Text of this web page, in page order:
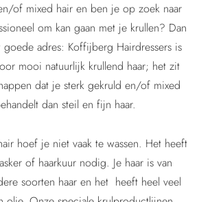
of mixed hair en ben je op zoek naar
om kan gaan met je krullen? Dan
adres: Koffijberg Hairdressers is
mooi natuurlijk krullend haar; het zit
dat je sterk gekruld en/of mixed
dan steil en fijn haar.
hoef je niet vaak te wassen. Het heeft
of haarkuur nodig. Je haar is van
soorten haar en het heeft heel veel